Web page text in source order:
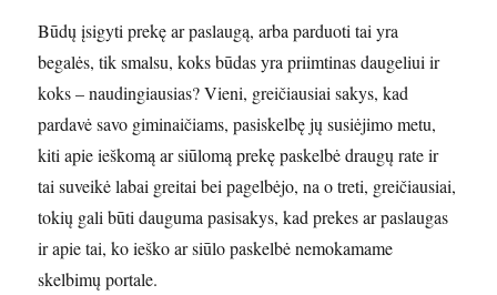
Būdų įsigyti prekę ar paslaugą, arba parduoti tai yra
begalės, tik smalsu, koks būdas yra priimtinas daugeliui ir
koks – naudingiausias? Vieni, greičiausiai sakys, kad
pardavė savo giminaičiams, pasiskelbę jų susiėjimo metu,
kiti apie ieškomą ar siūlomą prekę paskelbė draugų rate ir
tai suveikė labai greitai bei pagelbėjo, na o treti, greičiausiai,
tokių gali būti dauguma pasisakys, kad prekes ar paslaugas
ir apie tai, ko ieško ar siūlo paskelbė nemokamame
skelbimų portale.